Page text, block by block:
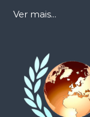
Ver mais...